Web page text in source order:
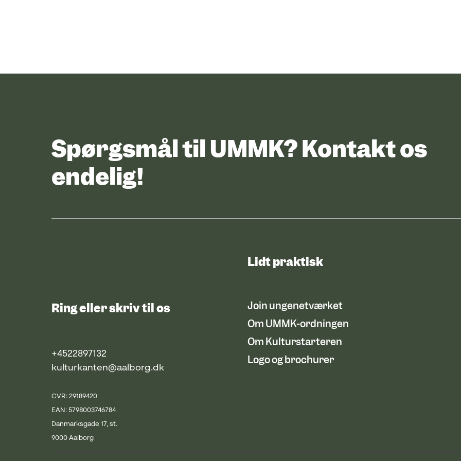
Spørgsmål til UMMK? Kontakt os
endelig!
Ring eller skriv til os
+4522897132
kulturkanten@aalborg.dk
CVR: 29189420
EAN: 5798003746784
Danmarksgade 17, st.
9000 Aalborg
Lidt praktisk
Join ungenetværket
Om UMMK-ordningen
Om Kulturstarteren
Logo og brochurer